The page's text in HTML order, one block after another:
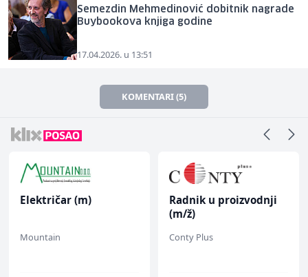
Semezdin Mehmedinović dobitnik nagrade
Buybookova knjiga godine
17.04.2026. u 13:51
KOMENTARI (5)
Električar (m)
Mountain
Radnik u proizvodnji
(m/ž)
Conty Plus